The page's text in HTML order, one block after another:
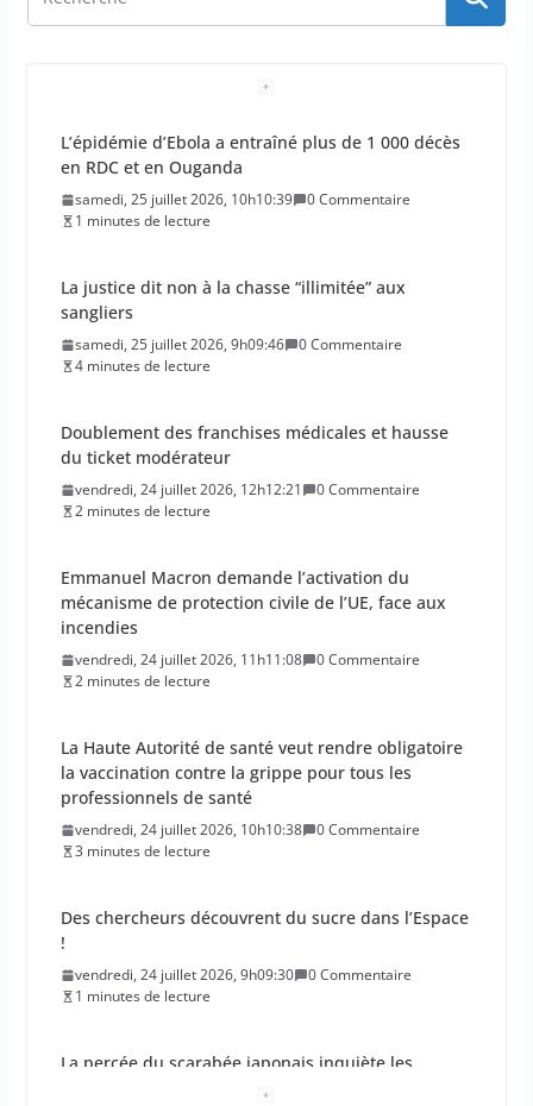
L’épidémie d’Ebola a entraîné plus de 1 000 décès
en RDC et en Ouganda
samedi, 25 juillet 2026, 10h10:39
0 Commentaire
1 minutes de lecture
La justice dit non à la chasse “illimitée” aux
sangliers
samedi, 25 juillet 2026, 9h09:46
0 Commentaire
4 minutes de lecture
Doublement des franchises médicales et hausse
du ticket modérateur
vendredi, 24 juillet 2026, 12h12:21
0 Commentaire
2 minutes de lecture
Emmanuel Macron demande l’activation du
mécanisme de protection civile de l’UE, face aux
incendies
vendredi, 24 juillet 2026, 11h11:08
0 Commentaire
2 minutes de lecture
La Haute Autorité de santé veut rendre obligatoire
la vaccination contre la grippe pour tous les
professionnels de santé
vendredi, 24 juillet 2026, 10h10:38
0 Commentaire
3 minutes de lecture
Des chercheurs découvrent du sucre dans l’Espace
!
vendredi, 24 juillet 2026, 9h09:30
0 Commentaire
1 minutes de lecture
La percée du scarabée japonais inquiète les